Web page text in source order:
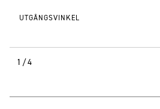
UTGÅNGSVINKEL
1/4